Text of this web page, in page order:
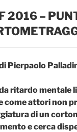
2016 –
Pierpaolo
ritardo mentale
come attori non
di un
e cerca